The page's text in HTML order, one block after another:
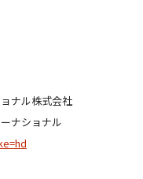
ナル株式会社
ナショナル